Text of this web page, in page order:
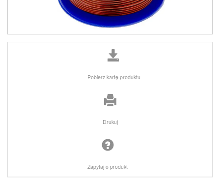
Pobierz kartę produktu
Drukuj
Zapytaj o produkt